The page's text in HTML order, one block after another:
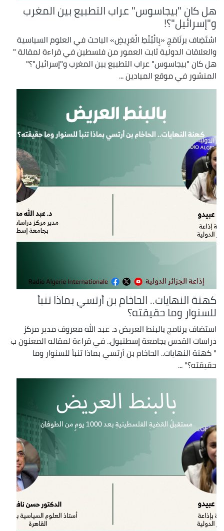
هل كان "بيجاسوس" عراب التطبيع بين المغرب
و"إسرائيل"؟!
اسْتَضِاف برنَامَجِ «بِالْبُنْطِ الْعَرِيضِ» الباحث في العلوم السياسية
والعلاقات الدولية ثابت العمور من فلسطين في قراءة لمقالة "
هل كان "بيجاسوس" عراب التطبيع بين المغرب و"إسرائيل"؟"
المنشور في موقع الميادين ...
كهنة النهايات.. الحاخام بن أرتسي بماذا تنبأ
للسنوار وما حقيقته؟
استضاف برنامج بالبنط العريض د. عبد الله معروف مدير مركز
دراسات القدس بجامعة إسطنبول.. في قراءة لمقاله المعنون ب
" كهنة النهايات.. الحاخام بن أرتسي بماذا تنبأ للسنوار وما
حقيقته؟" ...